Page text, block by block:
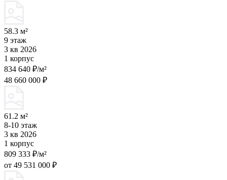
58.3 м²
9 этаж
3 кв 2026
1 корпус
834 640 ₽/м²
48 660 000 ₽
61.2 м²
8-10 этаж
3 кв 2026
1 корпус
809 333 ₽/м²
от 49 531 000 ₽